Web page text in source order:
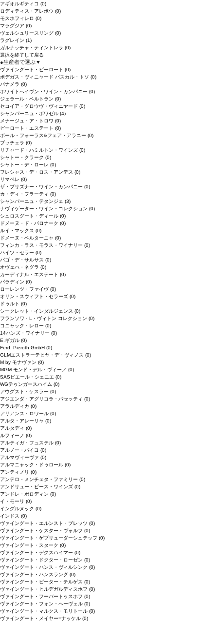
アギオルギティコ (0)
ロディティス・アレポウ (0)
モスホフィレロ (0)
マラグジア (0)
ヴェルシュリースリング (0)
ラグレイン (1)
ガルナッチャ・ティントレラ (0)
選択を終了して戻る
●生産者で選ぶ▼
ヴァイングート・ピーロート (0)
ボデガス・ヴィニャード パスカル・トソ (0)
パナメラ (0)
ホワイトへイヴン・ワイン・カンパニー (0)
ジェラール・ベルトラン (0)
セコイア・グロウヴ・ヴィニヤード (0)
シャンパーニュ・ボワゼル (4)
メナージュ・ア・トロワ (0)
ピーロート・エステート (0)
ボール・フォーラス&フェア・アラニー (0)
ブッチェラ (0)
リチャード・ハミルトン・ワインズ (0)
シャトー・クラーク (0)
シャトー・デ・ローレ (0)
フレシャス・デ・ロス・アンデス (0)
リマペレ (0)
ザ・プリズナー・ワイン・カンパニー (0)
カ・ディ・フラーティ (0)
シャンパーニュ・テタンジェ (3)
ナヴィゲーター・ワイン・コレクション (0)
シュロスグート・ディール (0)
ドメーヌ・ド・バロナーク (0)
ルイ・マックス (0)
ドメーヌ・ベルターニャ (0)
フィンカ・ラス・モラス・ワイナリー (0)
ハイツ・セラー (0)
パゴ・デ・サルサス (0)
オヴェハ・ネグラ (0)
カーディナル・エステート (0)
パラディン (0)
ローレンツ・ファイヴ(0)
オリン・スウィフト・セラーズ (0)
ドゥルト (0)
シークレット・インダルジェンス (0)
フランソワ・L・ヴィトン コレクション (0)
コニャック・レロー (0)
14ハンズ・ワイナリー (0)
E.ギガル (0)
Ferd. Pieroth GmbH (0)
GLMエストラーテヒヤ・デ・ヴィノス (0)
M by モナヴァン (0)
MGM モンド・デル・ヴィーノ (0)
SASピエール・シェニエ (0)
WGテゥンガースハイム (0)
アウグスト・ケスラー (0)
アジエンダ・アグリコラ・パセッティ (0)
アラルディカ (0)
アリアンス・ロワール (0)
アルタ・アレーリャ (0)
アルタディ (0)
ルフィーノ (0)
アルティガ・フュステル (0)
アルノー・バイヨ (0)
アルマヴィーヴァ (0)
アルマニャック・ドゥロール (0)
アンティノリ (0)
アンテロ・メンチェタ・ファミリー (0)
アンドリュー・ピース・ワインズ (0)
アンドレ・ボロディン (0)
イ・モーリ (0)
イングルヌック (0)
インドス (0)
ヴァイングート・エルンスト・ブレッツ (0)
ヴァイングート・ケスター・ヴォルフ (0)
ヴァイングート・ゲブリューダーシュテッフ (0)
ヴァイングート・スターク (0)
ヴァイングート・デクスハイマー (0)
ヴァイングート・ドクター・ローゼン (0)
ヴァイングート・ハンス・ヴィルシンク (0)
ヴァイングート・ハンスラング (0)
ヴァイングート・ピーター・テルゲス (0)
ヴァイングート・ヒルデガルディスホフ (0)
ヴァイングート・フーバートゥスホフ (0)
ヴァイングート・フォン・ヘーヴェル (0)
ヴァイングート・マルクス・モリトール (0)
ヴァイングート・メイヤー=ナッケル (0)